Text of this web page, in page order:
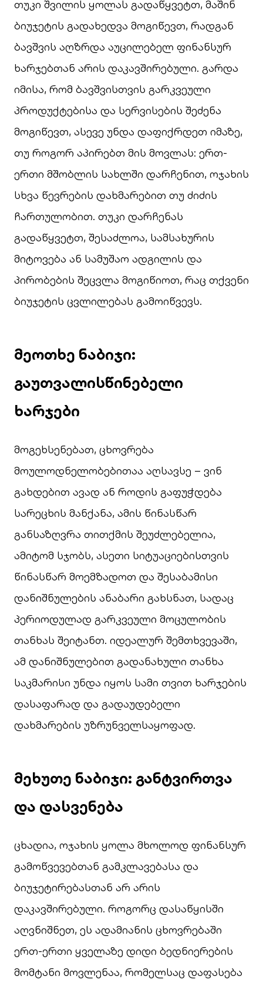
თუკი შვილის ყოლას გადაწყვეტთ, მაშინ
ბიუჯეტის გადახედვა მოგიწევთ, რადგან
ბავშვის აღზრდა აუცილებელ ფინანსურ
ხარჯებთან არის დაკავშირებული. გარდა
იმისა, რომ ბავშვისთვის გარკვეული
პროდუქტებისა და სერვისების შეძენა
მოგიწევთ, ასევე უნდა დაფიქრდეთ იმაზე,
თუ როგორ აპირებთ მის მოვლას: ერთ-
ერთი მშობლის სახლში დარჩენით, ოჯახის
სხვა წევრების დახმარებით თუ ძიძის
ჩართულობით. თუკი დარჩენას
გადაწყვეტთ, შესაძლოა, სამსახურის
მიტოვება ან სამუშაო ადგილის და
პირობების შეცვლა მოგიწიოთ, რაც თქვენი
ბიუჯეტის ცვლილებას გამოიწვევს.
მეოთხე ნაბიჯი:
გაუთვალისწინებელი
ხარჯები
მოგეხსენებათ, ცხოვრება
მოულოდნელობებითაა აღსავსე – ვინ
გახდებით ავად ან როდის გაფუჭდება
სარეცხის მანქანა, ამის წინასწარ
განსაზღვრა თითქმის შეუძლებელია,
ამიტომ სჯობს, ასეთი სიტუაციებისთვის
წინასწარ მოემზადოთ და შესაბამისი
დანიშნულების ანაბარი გახსნათ, სადაც
პერიოდულად გარკვეული მოცულობის
თანხას შეიტანთ. იდეალურ შემთხვევაში,
ამ დანიშნულებით გადანახული თანხა
საკმარისი უნდა იყოს სამი თვით ხარჯების
დასაფარად და გადაუდებელი
დახმარების უზრუნველსაყოფად.
მეხუთე ნაბიჯი: განტვირთვა
და დასვენება
ცხადია, ოჯახის ყოლა მხოლოდ ფინანსურ
გამოწვევებთან გამკლავებასა და
ბიუჯეტირებასთან არ არის
დაკავშირებული. როგორც დასაწყისში
აღვნიშნეთ, ეს ადამიანის ცხოვრებაში
ერთ-ერთი ყველაზე დიდი ბედნიერების
მომტანი მოვლენაა, რომელსაც დაფასება